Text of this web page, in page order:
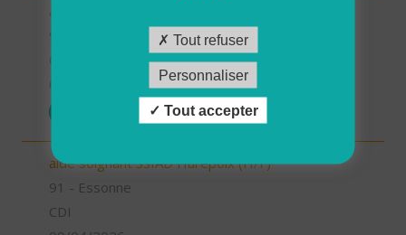
auxiliaire de vie sociale- ADMR Papeterie (H/F)
aide soignant SSIAD Hurepoix (H/F)
91 - Essonne
CDI
Tout refuser
Personnaliser
Tout accepter